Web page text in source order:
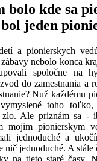
bolo kde sa
jeden
a pionierskych
nebolo konca
spoločne na
do zamestnania a
Nuž každému
toho
zlo. Ale priznám sa -
mojim pionierskym
jednoduché a
nič jednoduché. A stále
na tieto staré časy.